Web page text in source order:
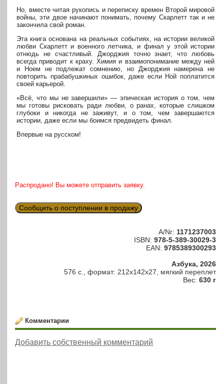
Но, вместе читая рукопись и переписку времен Второй мировой
войны, эти двое начинают понимать, почему Скарлетт так и не
закончила свой роман.
Эта книга основана на реальных событиях, на истории великой
любви Скарлетт и военного летчика, и финал у этой истории
отнюдь не счастливый. Джорджия точно знает, что любовь
всегда приводит к краху. Химия и взаимопонимание между ней
и Ноем не подлежат сомнению, но Джорджия намерена не
повторить прабабушкиных ошибок, даже если Ной поплатится
своей карьерой.
«Всё, что мы не завершили» — эпическая история о том, чем
мы готовы рисковать ради любви, о ранах, которые слишком
глубоки и никогда не заживут, и о том, чем завершаются
истории, даже если мы боимся предвидеть финал.
Впервые на русском!
Распродано! Вы можете отправить заявку.
Сообщить о поступлении в продажу
A/Nr: 1171237003
ISBN: 978-5-389-30029-3
EAN: 9785389300293
Азбука, 2026
576 с., формат: 212x142x27, мягкий переплет
Вес: 630 г
Комментарии
Добавить собственный комментарий